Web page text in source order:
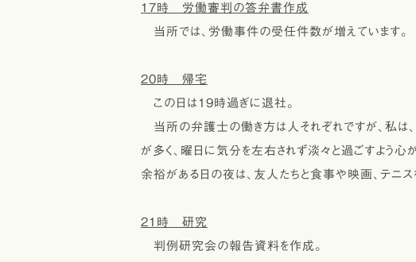
17時 労働審判の答弁書作成
当所では、労働事件の受任件数が増えています。
20時 帰宅
この日は19時過ぎに退社。
当所の弁護士の働き方は人それぞれですが、私は
が多く、曜日に気分を左右されず淡々と過ごすよう心
余裕がある日の夜は、友人たちと食事や映画、テニス
21時 研究
判例研究会の報告資料を作成。